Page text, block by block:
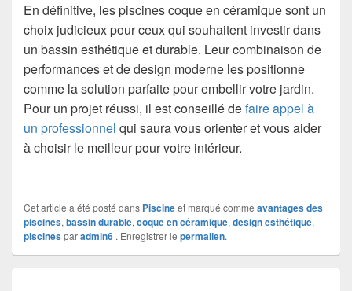
En définitive, les piscines coque en céramique sont un
choix judicieux pour ceux qui souhaitent investir dans
un bassin esthétique et durable. Leur combinaison de
performances et de design moderne les positionne
comme la solution parfaite pour embellir votre jardin.
Pour un projet réussi, il est conseillé defaire appel à
un professionnel qui saura vous orienter et vous aider
à choisir le meilleur pour votre intérieur.
Cet article a été posté dans Piscineet marqué comme avantages des
piscines, bassin durable, coque en céramique, design esthétique,
piscinesparadmin6 . Enregistrer le permalien.